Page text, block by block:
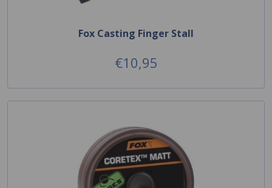
Fox Casting Finger Stall
€10,95